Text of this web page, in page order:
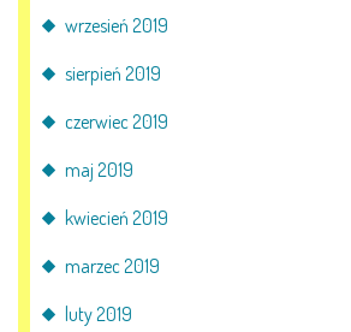
wrzesień 2019
sierpień 2019
czerwiec 2019
maj 2019
kwiecień 2019
marzec 2019
luty 2019